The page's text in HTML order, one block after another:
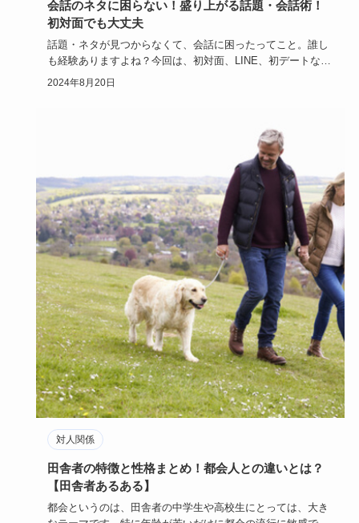
会話のネタに困らない！盛り上がる話題・会話術！
初対面でも大丈夫
話題・ネタが見つからなくて、会話に困ったってこと。誰し
も経験ありますよね？今回は、初対面、LINE、初デートな
ど、シーン別…
2024年8月20日
対人関係
田舎者の特徴と性格まとめ！都会人との違いとは？
【田舎者あるある】
都会というのは、田舎者の中学生や高校生にとっては、大き